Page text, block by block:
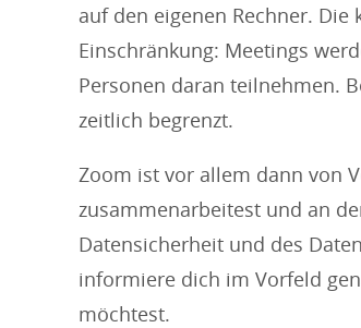
auf den eigenen Rechner.
Einschränkung: Meetings
Personen daran teilnehmen.
zeitlich begrenzt.
Zoom ist vor allem dann von
zusammenarbeitest und an
Datensicherheit und des
informiere dich im Vorfeld
möchtest.